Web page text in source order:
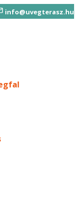
info@uvegterasz.hu